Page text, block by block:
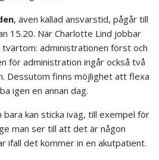
, även kallad ansvarstid, pågår till
15.20. När Charlotte Lind jobbar
administrationen först och
för administration ingår också två
Dessutom finns möjlighet att flexa
igen en annan dag.
kan sticka iväg, till exempel för
man ser till att det är någon
ifall det kommer in en akutpatient.